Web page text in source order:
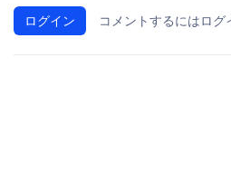
ログイン コメントするにはログ